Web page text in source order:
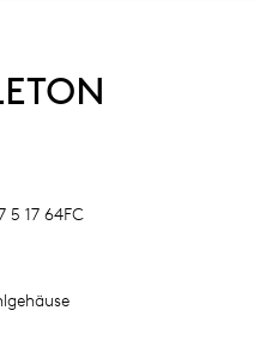
5 17 64FC